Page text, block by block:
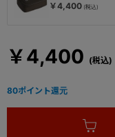
￥4,400
￥4,400
80ポイント還元